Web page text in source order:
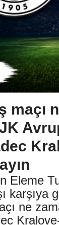
Eleme
ne